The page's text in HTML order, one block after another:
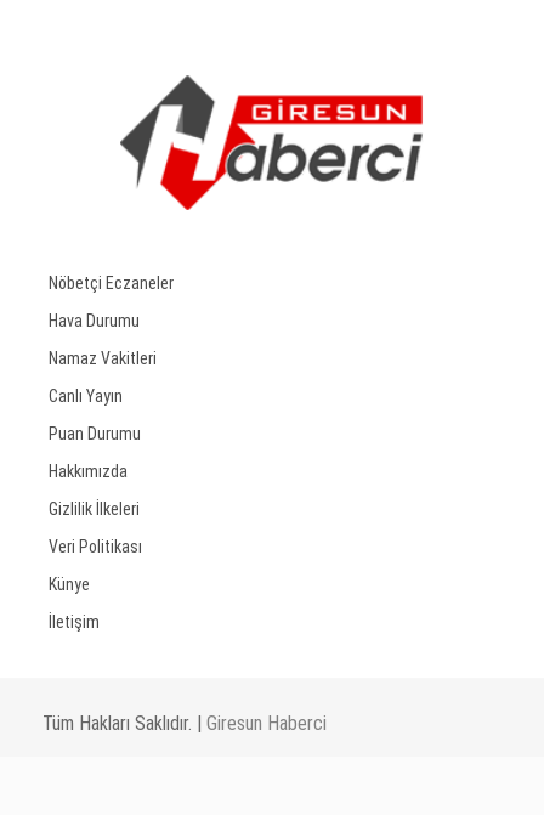
Nöbetçi Eczaneler
Hava Durumu
Namaz Vakitleri
Canlı Yayın
Puan Durumu
Hakkımızda
Gizlilik İlkeleri
Veri Politikası
Künye
İletişim
Tüm Hakları Saklıdır. | Giresun Haberci